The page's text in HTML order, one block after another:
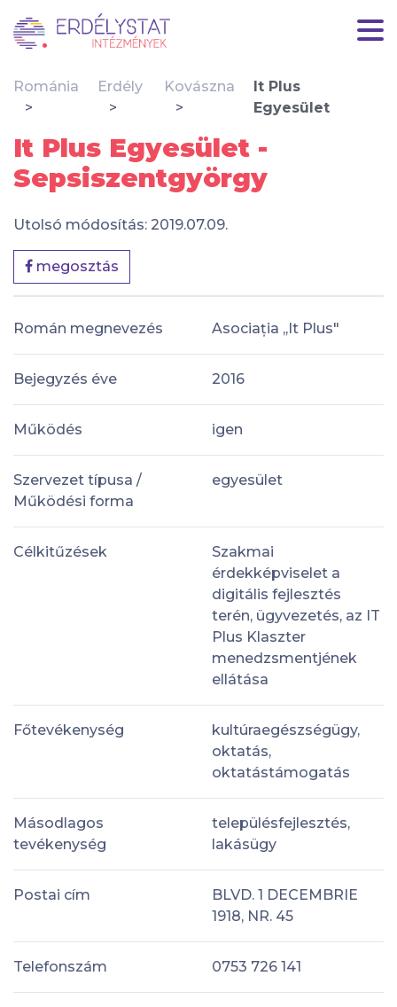
Románia Erdély Kovászna
It Plus
Egyesület
It Plus Egyesület -
Sepsiszentgyörgy
Utolsó módosítás: 2019.07.09.
megosztás
Román megnevezés Asociația ,,It Plus"
Bejegyzés éve 2016
Működés igen
Szervezet típusa /
Működési forma
egyesület
Célkitűzések
Szakmai
érdekképviselet a
digitális fejlesztés
terén, ügyvezetés, az IT
Plus Klaszter
menedzsmentjének
ellátása
Főtevékenység
kultúraegészségügy,
oktatás,
oktatástámogatás
Másodlagos
tevékenység
településfejlesztés,
lakásügy
Postai cím
BLVD. 1 DECEMBRIE
1918, NR. 45
Telefonszám 0753 726 141